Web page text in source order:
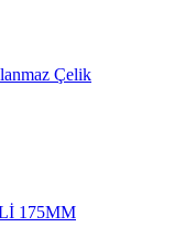
Çelik
175MM